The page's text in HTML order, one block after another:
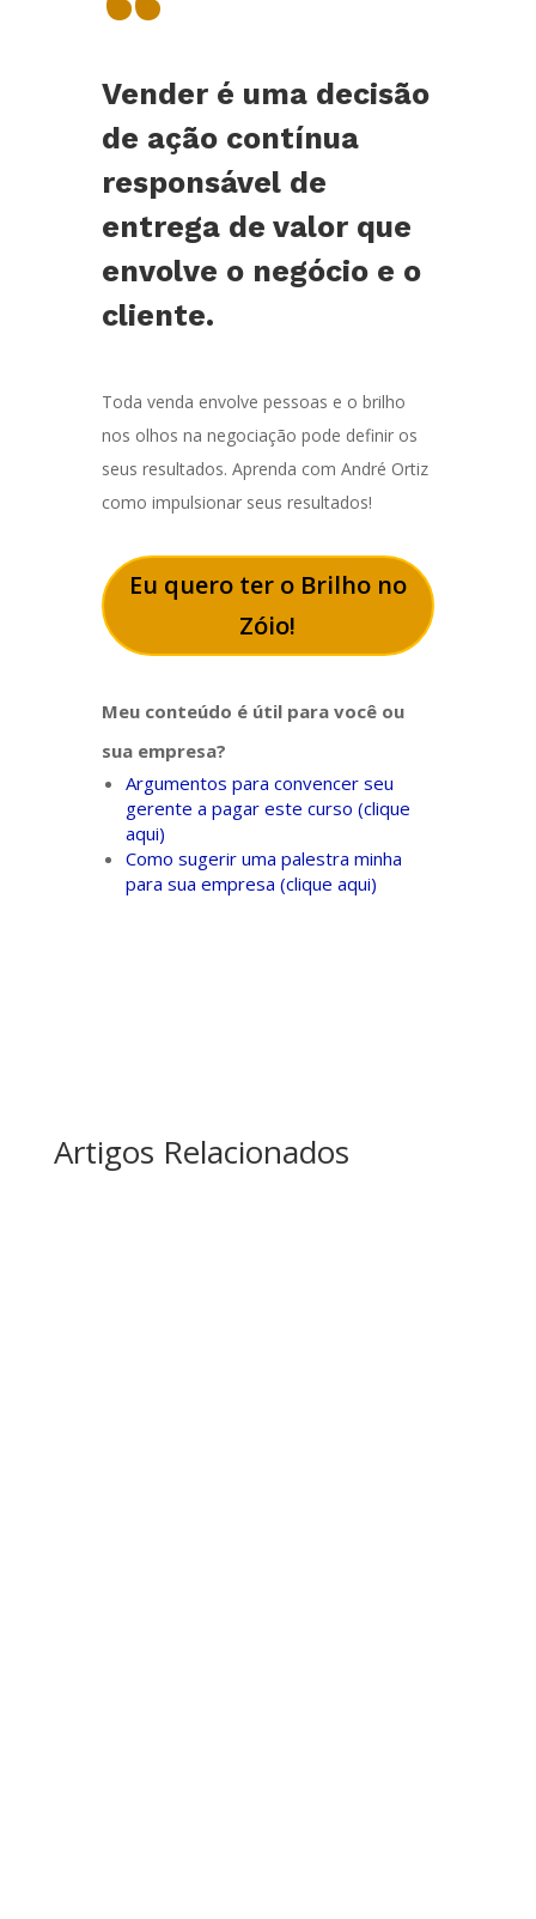
Vender é uma decisão
de ação contínua
responsável de
entrega de valor que
envolve o negócio e o
cliente.
Toda venda envolve pessoas e o brilho
nos olhos na negociação pode definir os
seus resultados. Aprenda com André Ortiz
como impulsionar seus resultados!
Eu quero ter o Brilho no
Zóio!
Meu conteúdo é útil para você ou
sua empresa?
Argumentos para convencer seu
gerente a pagar este curso (clique
aqui)
Como sugerir uma palestra minha
para sua empresa (clique aqui)
Artigos Relacionados